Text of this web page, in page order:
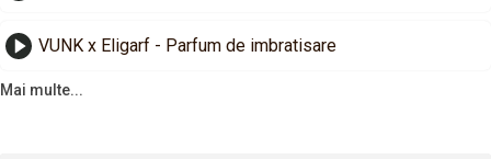
VUNK x Eligarf - Parfum de imbratisare
Mai multe...